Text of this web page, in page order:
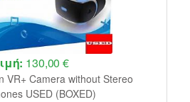
130,00 €
VR+ Camera without Stereo
USED (BOXED)